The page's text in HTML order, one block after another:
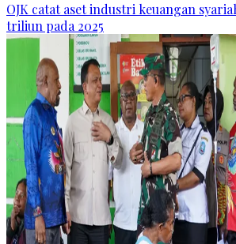
OJK catat aset industri keuangan
triliun pada 2025